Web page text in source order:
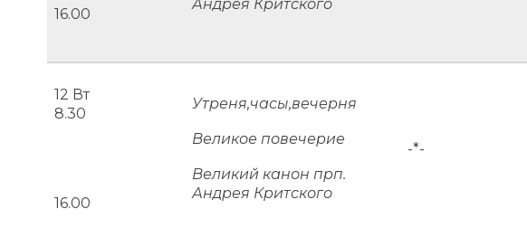
16.00
Андрея Критского
12 Вт
8.30
16.00
Утреня,часы,вечерня
Великое повечерие
Великий канон прп.
Андрея Критского
-*-